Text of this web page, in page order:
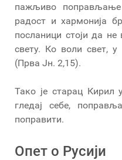
пажљиво
радост и хармонија
посланици стоји да
свету. Ко воли свет,
(Прва Јн. 2,15).
Тако је старац Кирил
гледај себе,
поправити.
Опет о Русији